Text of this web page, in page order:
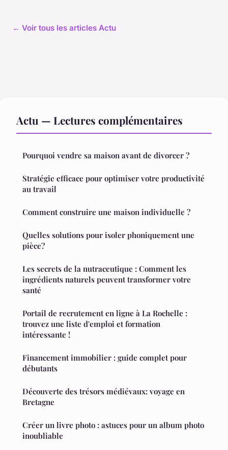
← Voir tous les articles Actu
Actu — Lectures complémentaires
Pourquoi vendre sa maison avant de divorcer ?
Stratégie efficace pour optimiser votre productivité
au travail
Comment construire une maison individuelle ?
Quelles solutions pour isoler phoniquement une
pièce?
Les secrets de la nutraceutique : Comment les
ingrédients naturels peuvent transformer votre
santé
Portail de recrutement en ligne à La Rochelle :
trouvez une liste d'emploi et formation
intéressante !
Financement immobilier : guide complet pour
débutants
Découverte des trésors médiévaux: voyage en
Bretagne
Créer un livre photo : astuces pour un album photo
inoubliable